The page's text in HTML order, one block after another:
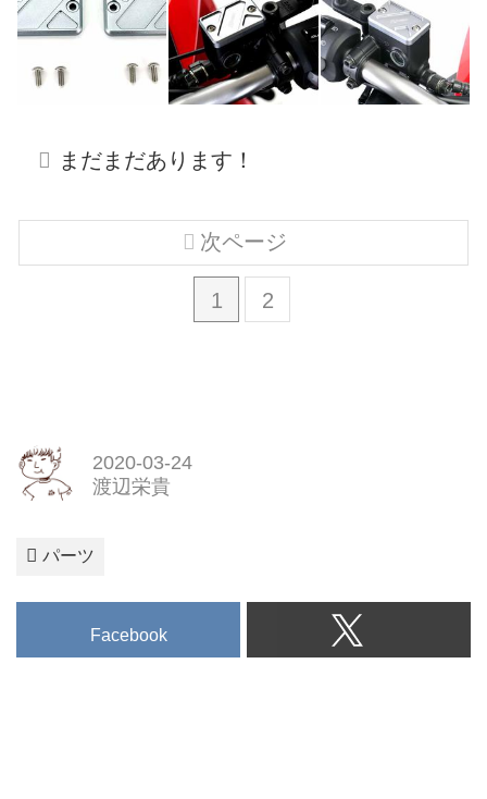
まだまだあります！
1 2
次ページ
2020-03-24
渡辺栄貴
パーツ
Facebook